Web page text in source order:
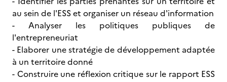
au sein de l'ESS et organiser un réseau d'information
- Analyser les politiques publiques de
l'entrepreneuriat
- Elaborer une stratégie de développement adaptée
à un territoire donné
- Construire une réflexion critique sur le rapport ESS